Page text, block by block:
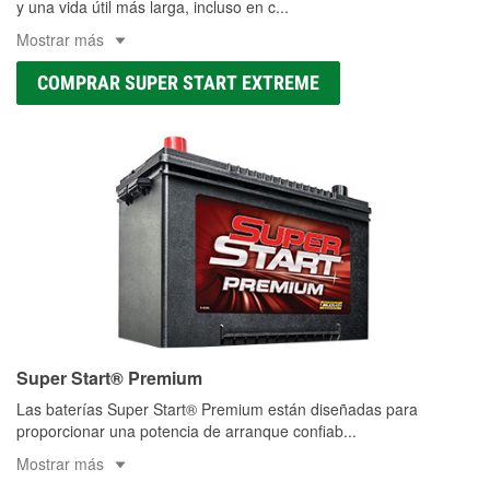
y una vida útil más larga, incluso en c...
Mostrar más
COMPRAR SUPER START EXTREME
Super Start® Premium
Las baterías Super Start® Premium están diseñadas para
proporcionar una potencia de arranque confiab...
Mostrar más